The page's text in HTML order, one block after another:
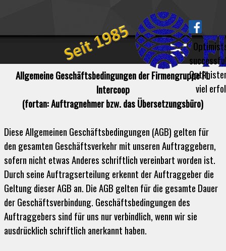
viel
Allgemeine Geschäftsbedingungen der Firmengruppe FL
Intercoop
(fortan: Auftragnehmer bzw. das Übersetzungsbüro)
Diese Allgemeinen Geschäftsbedingungen (AGB) gelten für
den gesamten Geschäftsverkehr mit unseren Auftraggebern,
sofern nicht etwas Anderes schriftlich vereinbart worden ist.
Durch seine Auftragserteilung erkennt der Auftraggeber die
Geltung dieser AGB an. Die AGB gelten für die gesamte Dauer
der Geschäftsverbindung. Geschäftsbedingungen des
Auftraggebers sind für uns nur verbindlich, wenn wir sie
ausdrücklich schriftlich anerkannt haben.